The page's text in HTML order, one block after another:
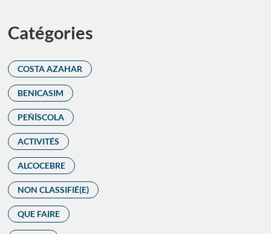
Catégories
COSTA AZAHAR
BENICASIM
PEÑÍSCOLA
ACTIVITÉS
ALCOCEBRE
NON CLASSIFIÉ(E)
QUE FAIRE